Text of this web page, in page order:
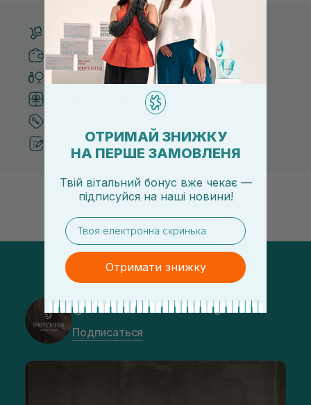
Бесплатная доставка от 3000 UAH
Безопасные способы оплаты
Только оригинальная косметика
Система бонусов и лояльности
Рекомендации от косметологов
@sisters_stelmakh в Instagram
Подписаться
ОТРИМАЙ ЗНИЖКУ
НА ПЕРШЕ ЗАМОВЛЕНЯ
Твій вітальний бонус вже чекає —
підписуйся на наші новини!
email
Отримати знижку